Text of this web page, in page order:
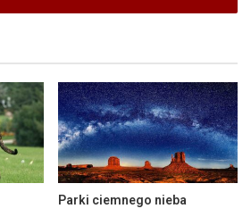
Parki ciemnego nieba